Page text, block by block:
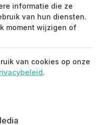
informatie die ze
van hun diensten.
moment wijzigen of
van cookies op onze
.